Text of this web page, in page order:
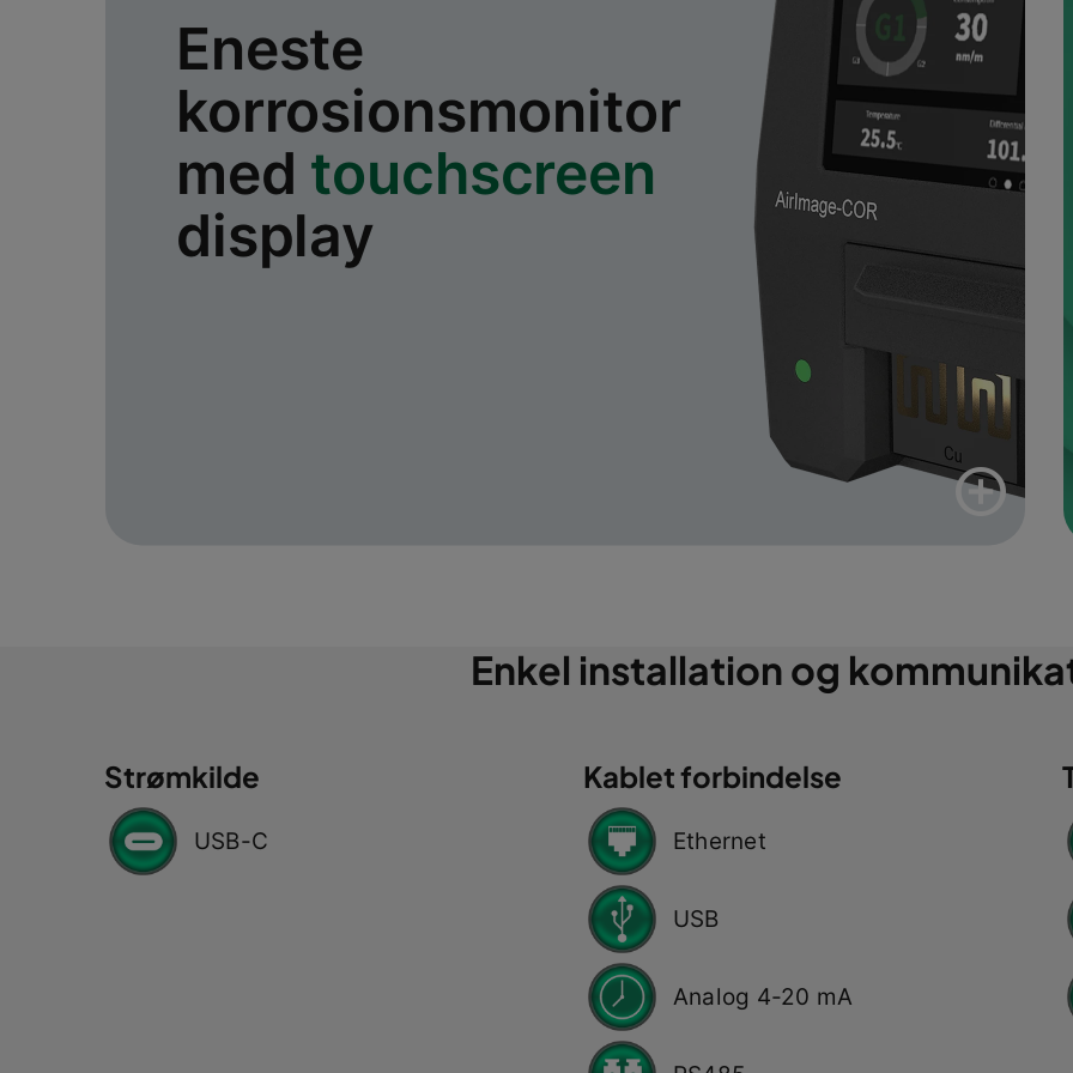
Eneste
korrosionsmonitor
med touchscreen
display
add_circle
Enkel installation og
Strømkilde
USB-C
Kablet forbindelse
Ethernet
USB
Analog 4-20 mA